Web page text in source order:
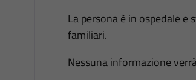
La persona è in ospedale e
familiari.
Nessuna informazione